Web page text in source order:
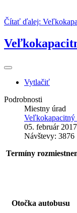
Čítať ďalej:
Vytlačiť
Podrobnosti
Miestny úrad
Veľkokapacitný
05. február 2017
Návštevy: 3876
Termíny
Otočka autobusu